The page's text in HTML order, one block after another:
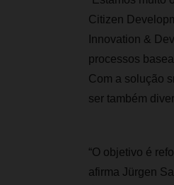
Citizen
Innovation &
processos
Com a solução
ser também
“O objetivo é
afirma Jürgen